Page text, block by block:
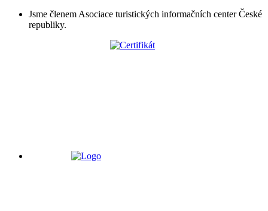
Jsme členem Asociace turistických informačních center České
republiky.